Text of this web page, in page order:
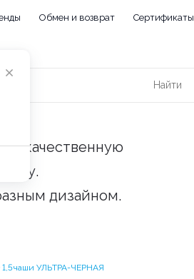
Обмен и возврат Сертификаты
качественную
дизайном.
1,5чаши УЛЬТРА-ЧЕРНАЯ